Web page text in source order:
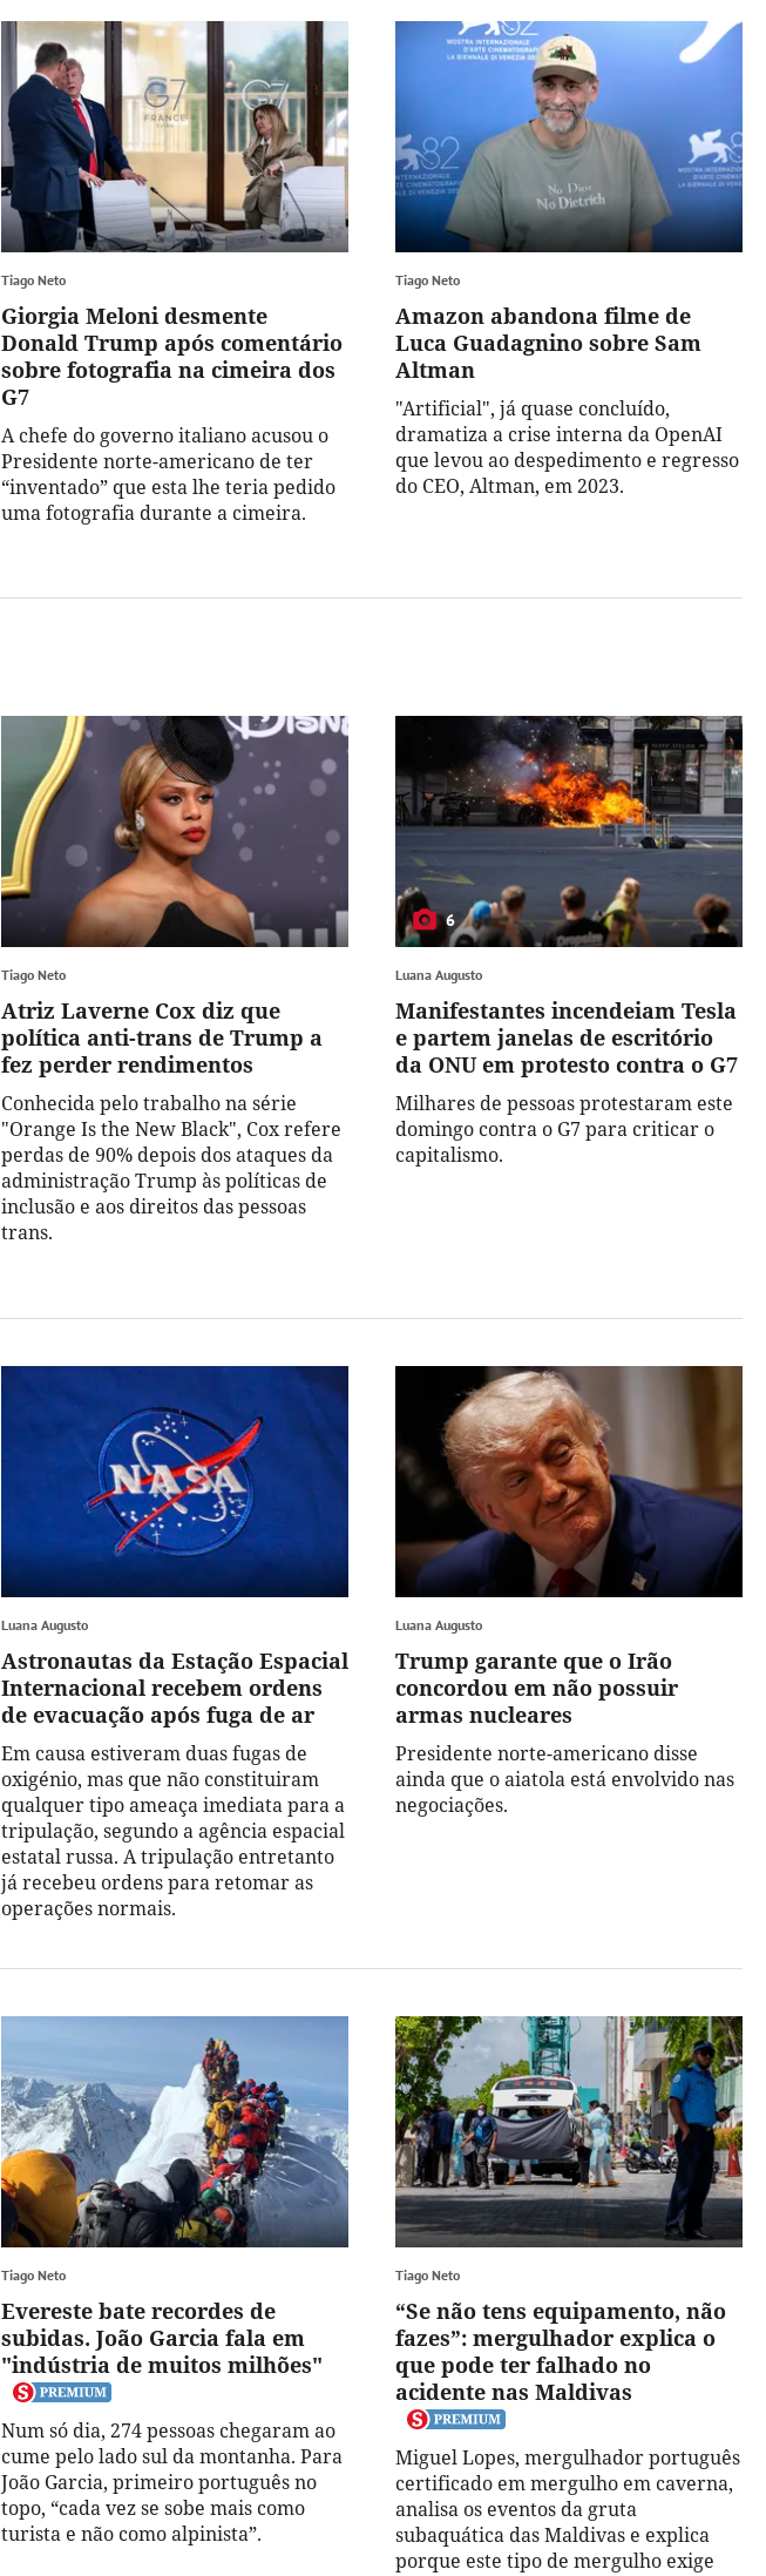
Tiago Neto
Giorgia Meloni desmente
Donald Trump após comentário
sobre fotografia na cimeira dos
G7
A chefe do governo italiano acusou o
Presidente norte-americano de ter
“inventado” que esta lhe teria pedido
uma fotografia durante a cimeira.
Tiago Neto
Amazon abandona filme de
Luca Guadagnino sobre Sam
Altman
"Artificial", já quase concluído,
dramatiza a crise interna da OpenAI
que levou ao despedimento e regresso
do CEO, Altman, em 2023.
Tiago Neto
Atriz Laverne Cox diz que
política anti-trans de Trump a
fez perder rendimentos
Conhecida pelo trabalho na série
"Orange Is the New Black", Cox refere
perdas de 90% depois dos ataques da
administração Trump às políticas de
inclusão e aos direitos das pessoas
trans.
6
Luana Augusto
Manifestantes incendeiam Tesla
e partem janelas de escritório
da ONU em protesto contra o G7
Milhares de pessoas protestaram este
domingo contra o G7 para criticar o
capitalismo.
Luana Augusto
Astronautas da Estação Espacial
Internacional recebem ordens
de evacuação após fuga de ar
Em causa estiveram duas fugas de
oxigénio, mas que não constituiram
qualquer tipo ameaça imediata para a
tripulação, segundo a agência espacial
estatal russa. A tripulação entretanto
já recebeu ordens para retomar as
operações normais.
Luana Augusto
Trump garante que o Irão
concordou em não possuir
armas nucleares
Presidente norte-americano disse
ainda que o aiatola está envolvido nas
negociações.
Tiago Neto
Evereste bate recordes de
subidas. João Garcia fala em
"indústria de muitos milhões"
Num só dia, 274 pessoas chegaram ao
cume pelo lado sul da montanha. Para
João Garcia, primeiro português no
topo, “cada vez se sobe mais como
turista e não como alpinista”.
Tiago Neto
“Se não tens equipamento, não
fazes”: mergulhador explica o
que pode ter falhado no
acidente nas Maldivas
Miguel Lopes, mergulhador português
certificado em mergulho em caverna,
analisa os eventos da gruta
subaquática das Maldivas e explica
porque este tipo de mergulho exige